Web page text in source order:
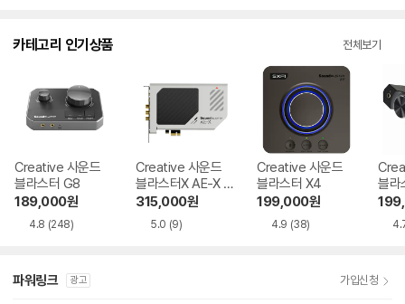
카테고리 인기상품 전체보기
Creative 사운드
블라스터 G8
189,000원
4.8 (248)
Creative 사운드
블라스터X AE-X P
CI-e
315,000원
5.0 (9)
Creative 사운드
블라스터 X4
199,000원
4.9 (38)
블라
파워링크 광고 가입신청